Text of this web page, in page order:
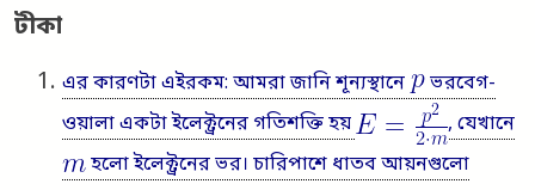
টীকা
এর কারণটা এইরকম: আমরা জানি শূন্যস্থানে
ভরবেগ-
ওয়ালা একটা ইলেক্ট্রনের গতিশক্তি হয়
, যেখানে
হলো ইলেক্ট্রনের ভর। চারিপাশে ধাতব আয়নগুলো